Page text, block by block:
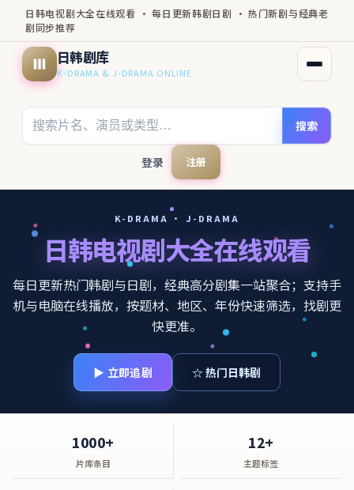
日韩电视剧大全在线观看 · 每日更新韩剧日剧 · 热门新剧与经典老
剧同步推荐
日韩剧库
K-DRAMA & J-DRAMA ONLINE 打开
搜索
登录 注册
K-DRAMA · J-DRAMA
日韩电视剧大全在线观看
每日更新热门韩剧与日剧，经典高分剧集一站聚合；支持手
机与电脑在线播放，按题材、地区、年份快速筛选，找剧更
快更准。
▶ 立即追剧 ☆ 热门日韩剧
1000+
片库条目
12+
主题标签